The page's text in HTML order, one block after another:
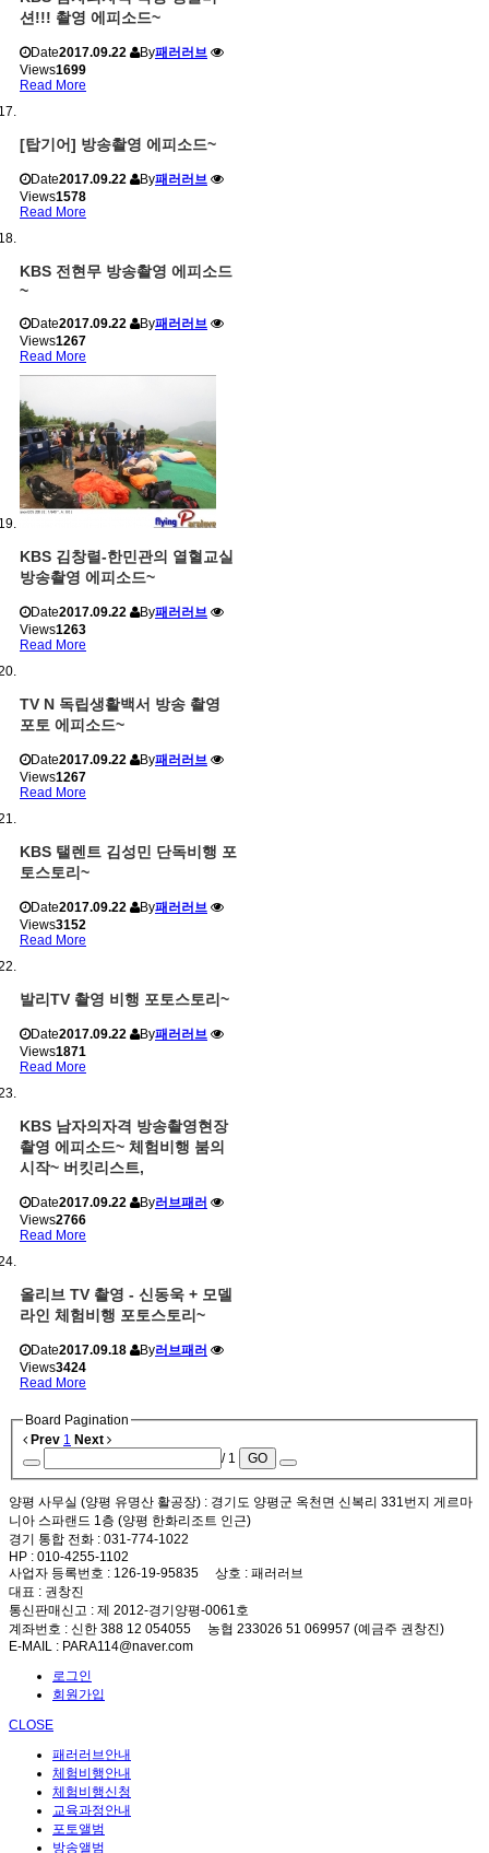
션!!! 촬영 에피소드~
Date2017.09.22 By패러러브
Views1699
Read More
[탑기어] 방송촬영 에피소드~
Date2017.09.22 By패러러브
Views1578
Read More
KBS 전현무 방송촬영 에피소드
~
Date2017.09.22 By패러러브
Views1267
Read More
KBS 김창렬-한민관의 열혈교실
방송촬영 에피소드~
Date2017.09.22 By패러러브
Views1263
Read More
TV N 독립생활백서 방송 촬영
포토 에피소드~
Date2017.09.22 By패러러브
Views1267
Read More
KBS 탤렌트 김성민 단독비행 포
토스토리~
Date2017.09.22 By패러러브
Views3152
Read More
발리TV 촬영 비행 포토스토리~
Date2017.09.22 By패러러브
Views1871
Read More
KBS 남자의자격 방송촬영현장
촬영 에피소드~ 체험비행 붐의
시작~ 버킷리스트,
Date2017.09.22 By러브패러
Views2766
Read More
올리브 TV 촬영 - 신동욱 + 모델
라인 체험비행 포토스토리~
Date2017.09.18 By러브패러
Views3424
Read More
Board Pagination
Prev 1 Next
/ 1
GO
양평 사무실 (양평 유명산 활공장) : 경기도 양평군 옥천면 신복리 331번지 게르마
니아 스파랜드 1층 (양평 한화리조트 인근)
경기 통합 전화 : 031-774-1022
HP : 010-4255-1102
사업자 등록번호 : 126-19-95835 상호 : 패러러브
대표 : 권창진
통신판매신고 : 제 2012-경기양평-0061호
계좌번호 : 신한 388 12 054055 농협 233026 51 069957 (예금주 권창진)
E-MAIL : PARA114@naver.com
로그인
회원가입
CLOSE
패러러브안내
체험비행안내
체험비행신청
교육과정안내
포토앨범
방송앨범